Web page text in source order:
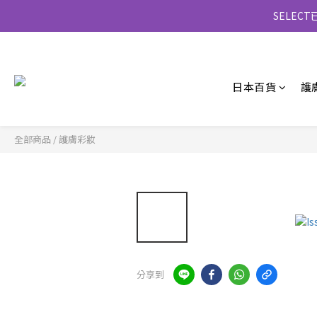
SELECT
日本百貨 護
全部商品 /護膚彩妝
分享到